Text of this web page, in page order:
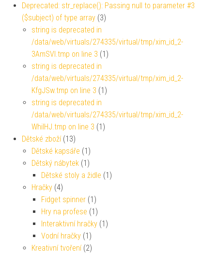
Deprecated: str_replace(): Passing null to parameter #3
($subject) of type array (3)
string is deprecated in
/data/web/virtuals/274335/virtual/tmp/xim_id_2-
3AmSVl.tmp on line 3 (1)
string is deprecated in
/data/web/virtuals/274335/virtual/tmp/xim_id_2-
KfgJSw.tmp on line 3 (1)
string is deprecated in
/data/web/virtuals/274335/virtual/tmp/xim_id_2-
WhiIHJ.tmp on line 3 (1)
Dětské zboží (13)
Dětské kapsáře (1)
Dětský nábytek (1)
Dětské stoly a židle (1)
Hračky (4)
Fidget spinner (1)
Hry na profese (1)
Interaktivní hračky (1)
Vodní hračky (1)
Kreativní tvoření (2)